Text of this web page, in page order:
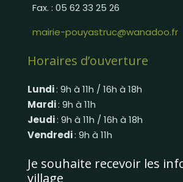
Fax. : 05 62 33 25 26
mairie-pouyastruc@wanadoo.fr
Horaires d’ouverture
Lundi: 9h à 11h / 16h à 18h
Mardi: 9h à 11h
Jeudi: 9h à 11h / 16h à 18h
Vendredi: 9h à 11h
Je souhaite recevoir les
village